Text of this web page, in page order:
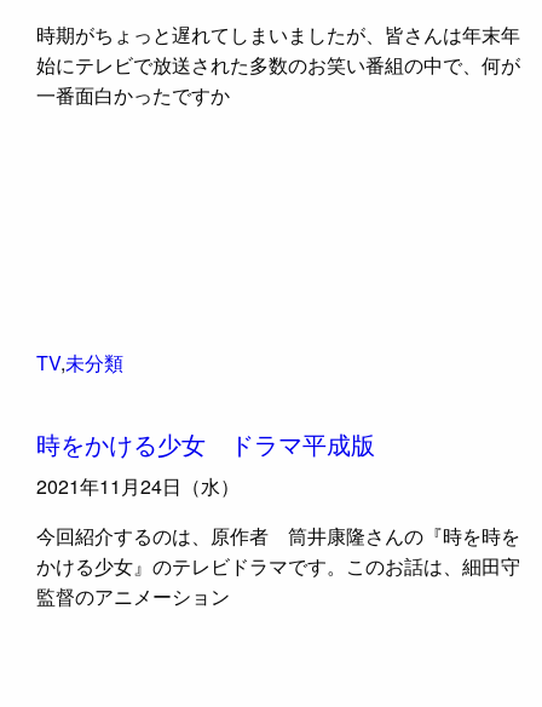
時期がちょっと遅れてしまいましたが、皆さんは年末年
始にテレビで放送された多数のお笑い番組の中で、何が
一番面白かったですか
TV,未分類
時をかける少女 ドラマ平成版
2021年11月24日（水）
今回紹介するのは、原作者 筒井康隆さんの『時を時を
かける少女』のテレビドラマです。このお話は、細田守
監督のアニメーション